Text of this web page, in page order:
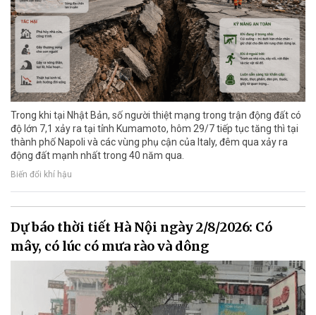
Trong khi tại Nhật Bản, số người thiệt mạng trong trận động đất có
độ lớn 7,1 xảy ra tại tỉnh Kumamoto, hôm 29/7 tiếp tục tăng thì tại
thành phố Napoli và các vùng phụ cận của Italy, đêm qua xảy ra
động đất mạnh nhất trong 40 năm qua.
Biến đổi khí hậu
Dự báo thời tiết Hà Nội ngày 2/8/2026: Có
mây, có lúc có mưa rào và dông